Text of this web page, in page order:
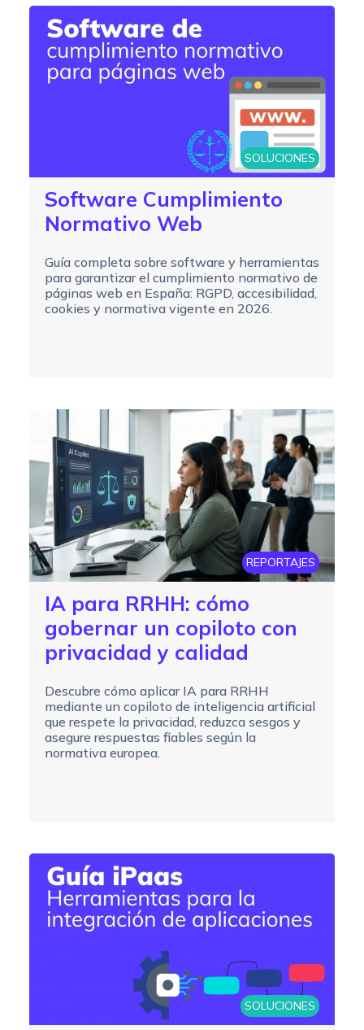
SOLUCIONES
Software Cumplimiento
Normativo Web
Guía completa sobre software y herramientas
para garantizar el cumplimiento normativo de
páginas web en España: RGPD, accesibilidad,
cookies y normativa vigente en 2026.
REPORTAJES
IA para RRHH: cómo
gobernar un copiloto con
privacidad y calidad
Descubre cómo aplicar IA para RRHH
mediante un copiloto de inteligencia artificial
que respete la privacidad, reduzca sesgos y
asegure respuestas fiables según la
normativa europea.
SOLUCIONES